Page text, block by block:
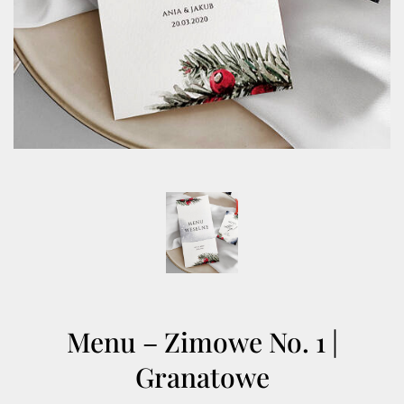
Menu – Zimowe No. 1 |
Granatowe